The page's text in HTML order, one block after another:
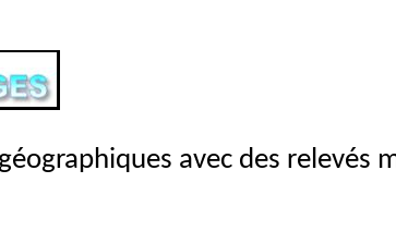
avec des relevés